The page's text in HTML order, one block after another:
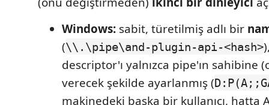
Windows: sabit, türetilmiş adlı bir
(\\.\pipe\and-plugin-api-<hash>
descriptor'ı yalnızca pipe'ın sahibine
verecek şekilde ayarlanmış (
makinedeki başka bir kullanıcı, hatta